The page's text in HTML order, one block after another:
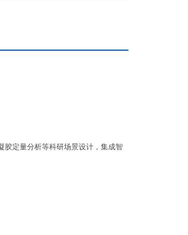
胶定量分析等科研场景设计，集成智